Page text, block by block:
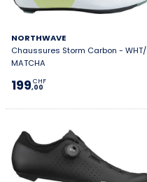
NORTHWAVE
Chaussures Storm Carbon - WHT/
MATCHA
199,00
CHF